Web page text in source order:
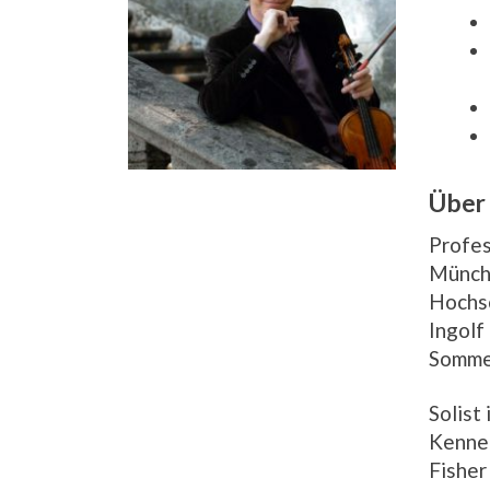
Ingolf
Solist